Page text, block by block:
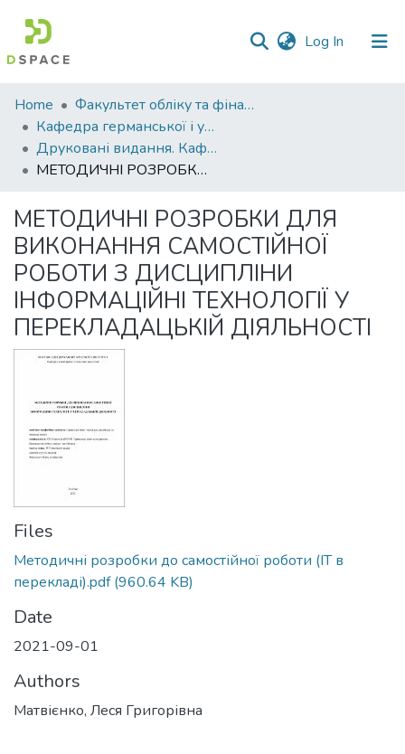
Log In (current)
Communities
&
Collections
All of DSpace
Statistics
Home
Факультет обліку та фінансів
Кафедра германської і української філології
Друковані видання. Кафедра германської і української філології
МЕТОДИЧНІ РОЗРОБКИ ДЛЯ ВИКОНАННЯ САМОСТІЙНОЇ РОБОТИ З ДИСЦИПЛІНИ ІНФОРМАЦІЙНІ ТЕХНОЛОГІЇ У ПЕРЕКЛАДАЦЬКІЙ ДІЯЛЬНОСТІ
МЕТОДИЧНІ РОЗРОБКИ ДЛЯ
ВИКОНАННЯ САМОСТІЙНОЇ
РОБОТИ З ДИСЦИПЛІНИ
ІНФОРМАЦІЙНІ ТЕХНОЛОГІЇ У
ПЕРЕКЛАДАЦЬКІЙ ДІЯЛЬНОСТІ
Files
Методичні розробки до самостійної роботи (ІТ в
перекладі).pdf(960.64 KB)
Date
2021-09-01
Authors
Матвієнко, Леся Григорівна